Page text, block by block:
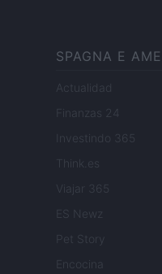
SPAGNA E
Actualidad
Finanzas 24
Investindo 365
Think.es
Viajar 365
ES Newz
Pet Story
Encocina